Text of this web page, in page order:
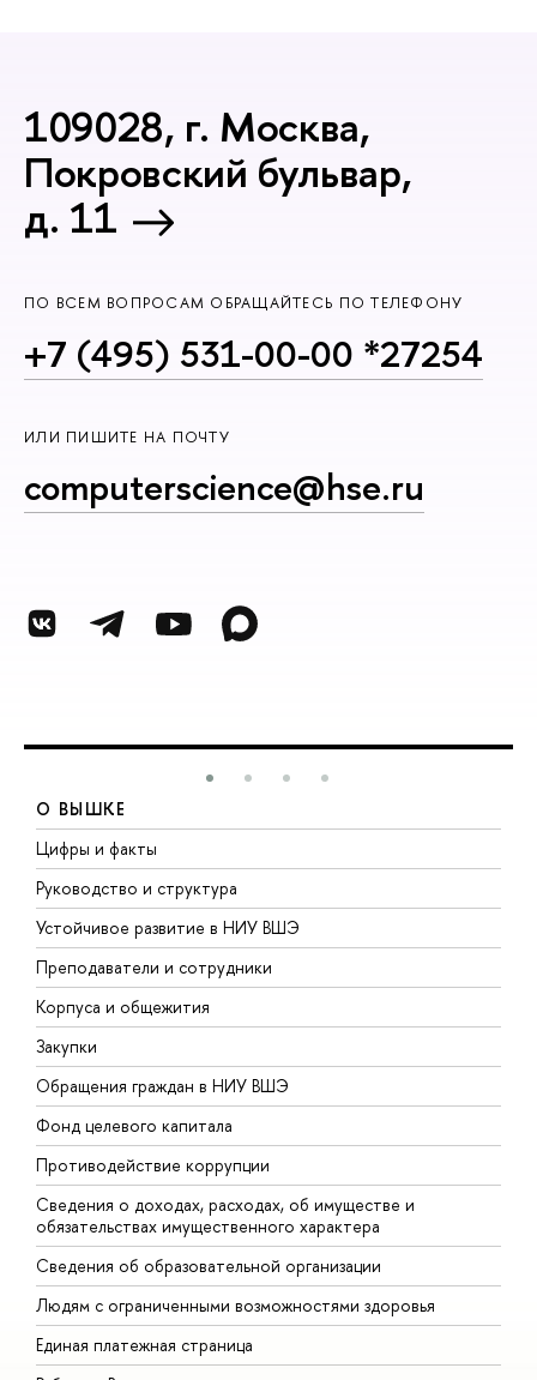
109028, г. Москва,
Покровский бульвар,
д. 11
ПО ВСЕМ ВОПРОСАМ ОБРАЩАЙТЕСЬ ПО ТЕЛЕФОНУ
+7 (495) 531-00-00 *27254
ИЛИ ПИШИТЕ НА ПОЧТУ
computerscience@hse.ru
О ВЫШКЕ
Цифры и факты
Руководство и структура
Устойчивое развитие в НИУ ВШЭ
Преподаватели и сотрудники
Корпуса и общежития
Закупки
Обращения граждан в НИУ ВШЭ
Фонд целевого капитала
Противодействие коррупции
Сведения о доходах, расходах, об имуществе и
обязательствах имущественного характера
Сведения об образовательной организации
Людям с ограниченными возможностями здоровья
Единая платежная страница